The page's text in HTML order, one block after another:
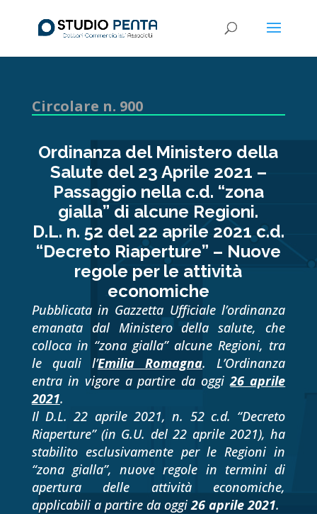
Circolare n. 900
Ordinanza del Ministero della
Salute del 23 Aprile 2021 –
Passaggio nella c.d. “zona
gialla” di alcune Regioni.
D.L. n. 52 del 22 aprile 2021 c.d.
“Decreto Riaperture” – Nuove
regole per le attività
economiche
Pubblicata in Gazzetta Ufficiale l’ordinanza
emanata dal Ministero della salute, che
colloca in “zona gialla” alcune Regioni, tra
le quali l’Emilia Romagna. L’Ordinanza
entra in vigore a partire da oggi26 aprile
2021.
Il D.L. 22 aprile 2021, n. 52 c.d. “Decreto
Riaperture” (in G.U. del 22 aprile 2021), ha
stabilito esclusivamente per le Regioni in
“zona gialla”, nuove regole in termini di
apertura delle attività economiche,
applicabili a partire da oggi26 aprile 2021.